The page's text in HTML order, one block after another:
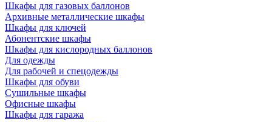
Шкафы для газовых баллонов
Архивные металлические шкафы
Шкафы для ключей
Абонентские шкафы
Шкафы для кислородных баллонов
Для одежды
Для рабочей и спецодежды
Шкафы для обуви
Сушильные шкафы
Офисные шкафы
Шкафы для гаража